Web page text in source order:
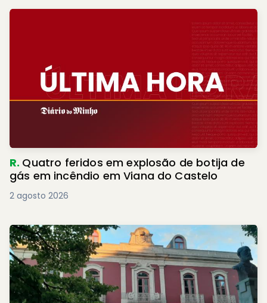
R. Quatro feridos em explosão de botija de
gás em incêndio em Viana do Castelo
2 agosto 2026